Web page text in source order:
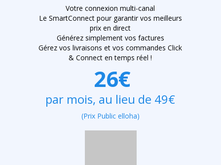
Votre connexion multi-canal
Le SmartConnect pour garantir vos meilleurs
prix en direct
Générez simplement vos factures
Gérez vos livraisons et vos commandes Click
& Connect en temps réel !
26€
par mois, au lieu de 49€
(Prix Public elloha)